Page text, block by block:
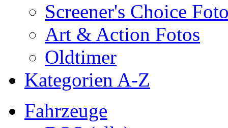
Screener's Choice
Art & Action Fotos
Oldtimer
Kategorien A-Z
Fahrzeuge